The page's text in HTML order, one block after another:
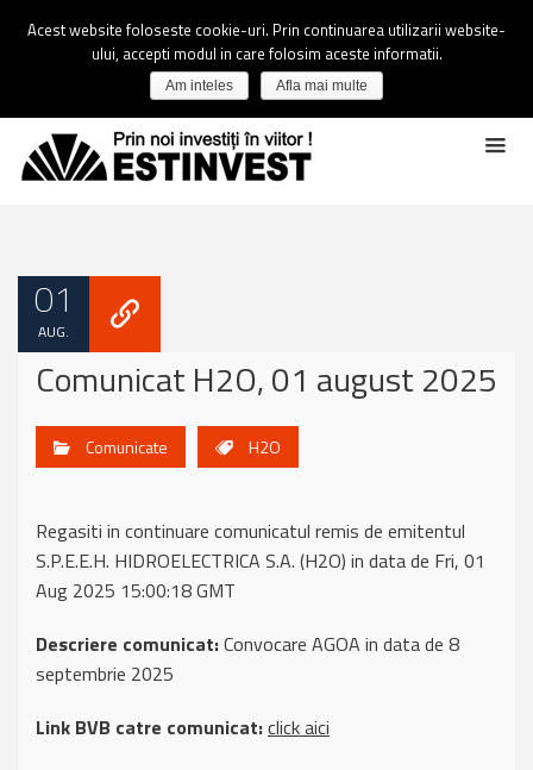
01
AUG.
Comunicat H2O, 01 august 2025
Comunicate H2O
Regasiti in continuare comunicatul remis de emitentul
S.P.E.E.H. HIDROELECTRICA S.A. (H2O) in data de Fri, 01
Aug 2025 15:00:18 GMT
Descriere comunicat:Convocare AGOA in data de 8
septembrie 2025
Link BVB catre comunicat:click aici
Acest website foloseste cookie-uri. Prin continuarea utilizarii website-
ului, accepti modul in care folosim aceste informatii.
Am inteles Afla mai multe